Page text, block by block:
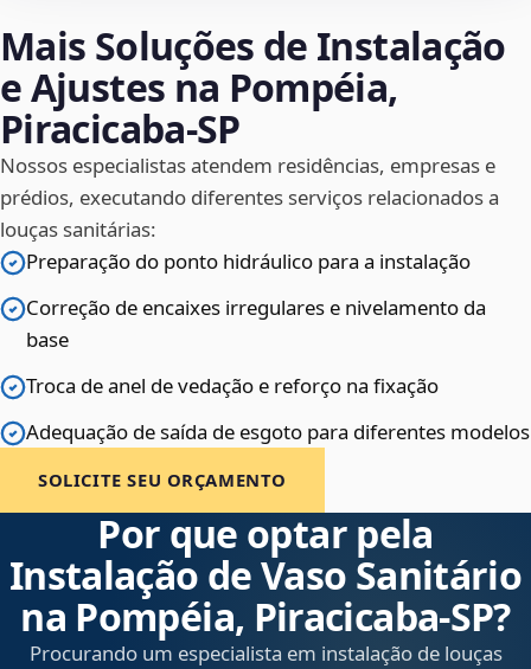
Mais Soluções de Instalação
e Ajustes na Pompéia,
Piracicaba‑SP
Nossos especialistas atendem residências, empresas e
prédios, executando diferentes serviços relacionados a
louças sanitárias:
Preparação do ponto hidráulico para a instalação
Correção de encaixes irregulares e nivelamento da
base
Troca de anel de vedação e reforço na fixação
Adequação de saída de esgoto para diferentes modelos
SOLICITE SEU ORÇAMENTO
Por que optar pela
Instalação de Vaso Sanitário
na Pompéia, Piracicaba‑SP?
Procurando um especialista em instalação de louças